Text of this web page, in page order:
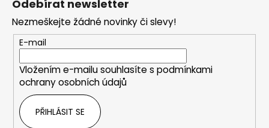
Odebírat newsletter
Nezmeškejte žádné novinky či slevy!
E-mail
Vložením e-mailu souhlasíte s podmínkami
ochrany osobních údajů
PŘIHLÁSIT SE